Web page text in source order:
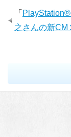
「
之さんの新CM